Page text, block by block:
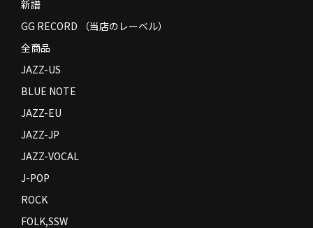
特定商取引法に基づく表示
Contact
新譜
GG RECORD （当店のレーベル）
全商品
JAZZ-US
BLUE NOTE
JAZZ-EU
JAZZ-JP
JAZZ-VOCAL
J-POP
ROCK
FOLK,SSW